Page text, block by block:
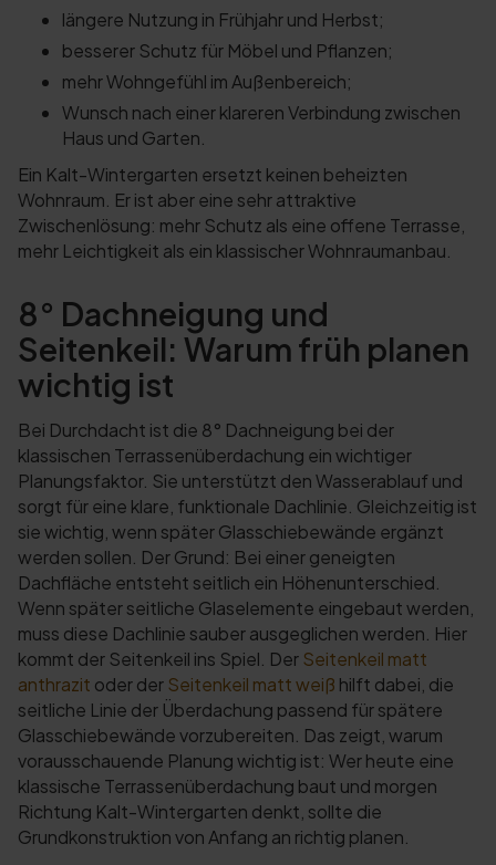
längere Nutzung in Frühjahr und Herbst;
besserer Schutz für Möbel und Pflanzen;
mehr Wohngefühl im Außenbereich;
Wunsch nach einer klareren Verbindung zwischen
Haus und Garten.
Ein Kalt-Wintergarten ersetzt keinen beheizten
Wohnraum. Er ist aber eine sehr attraktive
Zwischenlösung: mehr Schutz als eine offene Terrasse,
mehr Leichtigkeit als ein klassischer Wohnraumanbau.
8° Dachneigung und
Seitenkeil: Warum früh planen
wichtig ist
Bei Durchdacht ist die 8° Dachneigung bei der
klassischen Terrassenüberdachung ein wichtiger
Planungsfaktor. Sie unterstützt den Wasserablauf und
sorgt für eine klare, funktionale Dachlinie. Gleichzeitig ist
sie wichtig, wenn später Glasschiebewände ergänzt
werden sollen. Der Grund: Bei einer geneigten
Dachfläche entsteht seitlich ein Höhenunterschied.
Wenn später seitliche Glaselemente eingebaut werden,
muss diese Dachlinie sauber ausgeglichen werden. Hier
kommt der Seitenkeil ins Spiel. DerSeitenkeil matt
anthrazit oder derSeitenkeil matt weiß hilft dabei, die
seitliche Linie der Überdachung passend für spätere
Glasschiebewände vorzubereiten. Das zeigt, warum
vorausschauende Planung wichtig ist: Wer heute eine
klassische Terrassenüberdachung baut und morgen
Richtung Kalt-Wintergarten denkt, sollte die
Grundkonstruktion von Anfang an richtig planen.